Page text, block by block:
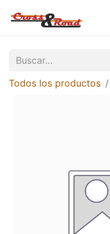
Todos los productos